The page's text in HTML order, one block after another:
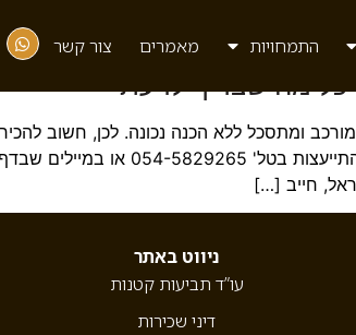
התמחויות מאמרים צור קשר
מה שצריך לדעת
ומתסכל ללא הכנה נכונה. לכן, חשוב
שיקלו על התהליך וימנעו עיכובים
חייב […]
ניווט באתר
עו”ד תביעות קטנות
דיני שכירות